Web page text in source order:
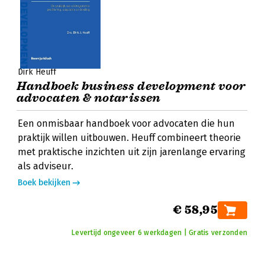
Dirk Heuff
Handboek business development voor
advocaten & notarissen
Een onmisbaar handboek voor advocaten die hun
praktijk willen uitbouwen. Heuff combineert theorie
met praktische inzichten uit zijn jarenlange ervaring
als adviseur.
Boek bekijken
€ 58,95
Levertijd ongeveer 6 werkdagen | Gratis verzonden